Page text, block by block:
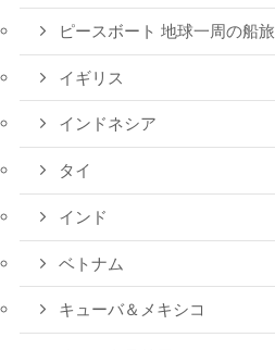
ピースボート 地球一周の船旅
イギリス
インドネシア
タイ
インド
ベトナム
キューバ＆メキシコ